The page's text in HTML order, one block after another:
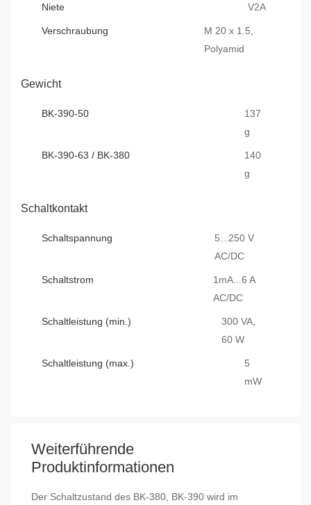
Niete V2A
Verschraubung
M 20 x 1.5,
Polyamid
Gewicht
BK-390-50
137
g
BK-390-63 / BK-380
140
g
Schaltkontakt
Schaltspannung
5...250 V
AC/DC
Schaltstrom
1mA...6 A
AC/DC
Schaltleistung (min.)
300 VA,
60 W
Schaltleistung (max.)
5
mW
Weiterführende
Produktinformationen
Der Schaltzustand des BK-380, BK-390 wird im